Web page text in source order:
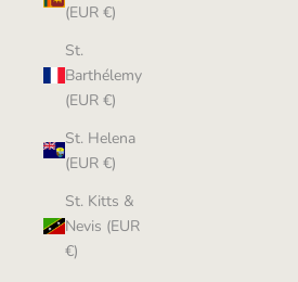
(EUR €)
St.
Barthélemy
(EUR €)
St. Helena
(EUR €)
St. Kitts &
Nevis (EUR
€)